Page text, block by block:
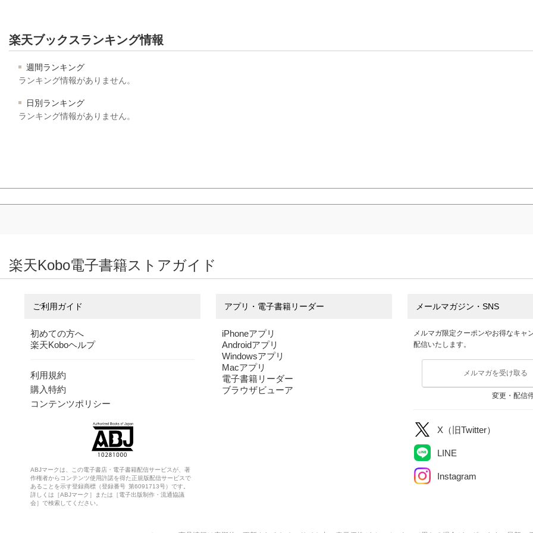
楽天ブックスランキング情報
週間ランキング
ランキング情報がありません。
日別ランキング
ランキング情報がありません。
楽天Kobo電子書籍ストアガイド
ご利用ガイド
初めての方へ
楽天Koboヘルプ
利用規約
購入特約
コンテンツポリシー
ABJマークは、この電子書店・電子書籍配信サービスが、著
作権者からコンテンツ使用許諾を得た正規版配信サービスで
あることを示す登録商標（登録番号 第6091713号）です。
詳しくは［ABJマーク］または［電子出版制作・流通協議
会］で検索してください。
アプリ・電子書籍リーダー
iPhoneアプリ
Androidアプリ
Windowsアプリ
Macアプリ
電子書籍リーダー
ブラウザビューア
メールマガジン・SNS
メルマガ限定クーポンやお得なキャ
配信いたします。
メルマガを受け取る
変更・配信
X（旧Twitter）
LINE
Instagram